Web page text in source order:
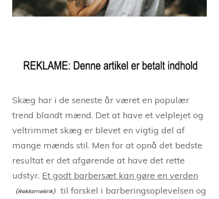
Skæg har i de seneste år været en populær
trend blandt mænd. Det at have et velplejet og
veltrimmet skæg er blevet en vigtig del af
mange mænds stil. Men for at opnå det bedste
resultat er det afgørende at have det rette
udstyr. Et godt barbersæt kan gøre en verden
til forskel i barberingsoplevelsen og